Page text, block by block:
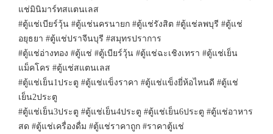
แช่มินิมาร์ทสแตนเลส
#ตู้แช่เบียร์วุ้น #ตู้แช่นครนายก #ตู้แช่รังสิต #ตู้แช่ลพบุรี #ตู้แช่
อยุธยา #ตู้แช่ปราจีนบุรี #สมุทรปราการ
#ตู้แช่อ่างทอง #ตู้แช่ #ตู้เบียร์วุ้น #ตู้แช่ฉะเชิงเทรา #ตู้แช่เย็น
แม็คโคร #ตู้แช่สแตนเลส
#ตู้แช่เย็น1ประตู #ตู้แช่แข็งราคา #ตู้แช่แข็งยี่ห้อไหนดี #ตู้แช่
เย็น2ประตู
#ตู้แช่เย็น3ประตู #ตู้แช่เย็น4ประตู #ตู้แช่เย็น6ประตู #ตู้แช่อาหาร
สด #ตู้แช่เครื่องดื่ม #ตู้แช่ราคาถูก #ราคาตู้แช่